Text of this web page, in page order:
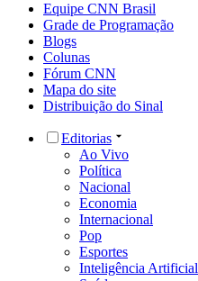
Equipe CNN Brasil
Grade de Programação
Blogs
Colunas
Fórum CNN
Mapa do site
Distribuição do Sinal
Editorias
Ao Vivo
Política
Nacional
Economia
Internacional
Pop
Esportes
Inteligência Artificial